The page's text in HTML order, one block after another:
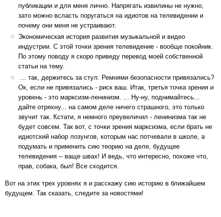
публикации и для меня лично. Напрягать извилины не нужно,
зато можно всласть поругаться на идиотов на телевидении и
почему они меня не устраивают.
Экономическая история развития музыкальной и видео
индустрии. С этой точки зрения телевидение - вообще покойник.
По этому поводу я скоро приведу перевод моей собственной
статьи на тему.
... так, держитесь за стул. Ремнями безопасности привязались?
Ок, если не привязались - риск ваш. Итак, третья точка зрения и
уровень - это марксизм-ленинизм. ... Ну-ну, поднимайтесь...
дайте отряхну... на самом деле ничего страшного, это только
звучит так. Кстати, я немного преувеличил - ленинизма так не
будет совсем. Так вот, с точки зрения марксизма, если брать не
идиотский набор лозунгов, которым нас потчевали в школе, а
подумать и применить сию теорию на деле, будущее
телевидения -- ваще швах! И ведь, что интересно, похоже что,
прав, собака, был! Все сходится.
Вот на этих трех уровнях я и расскажу сию историю в ближайшем
будущем. Так сказать, следите за новостями!